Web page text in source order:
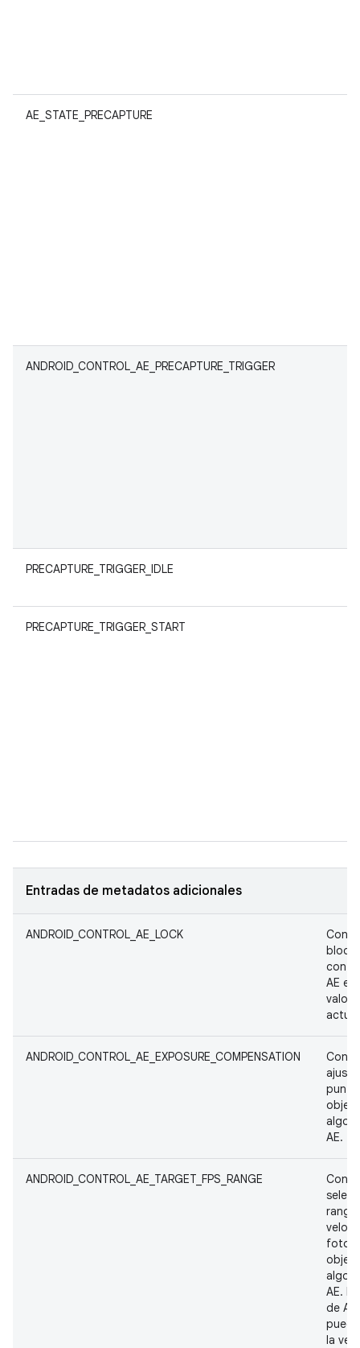
AE_STATE_PRECAPTURE
ANDROID_CONTROL_AE_PRECAPTURE_TRIGGER
PRECAPTURE_TRIGGER_IDLE
PRECAPTURE_TRIGGER_START
Entradas de metadatos adicionales
ANDROID_CONTROL_AE_LOCK
AE en
ANDROID_CONTROL_AE_EXPOSURE_COMPENSATION
AE.
ANDROID_CONTROL_AE_TARGET_FPS_RANGE
rango
AE.
de
la